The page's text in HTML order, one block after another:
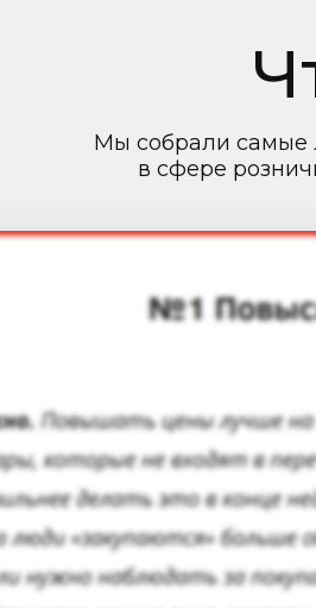
Мы собрали самые
в сфере